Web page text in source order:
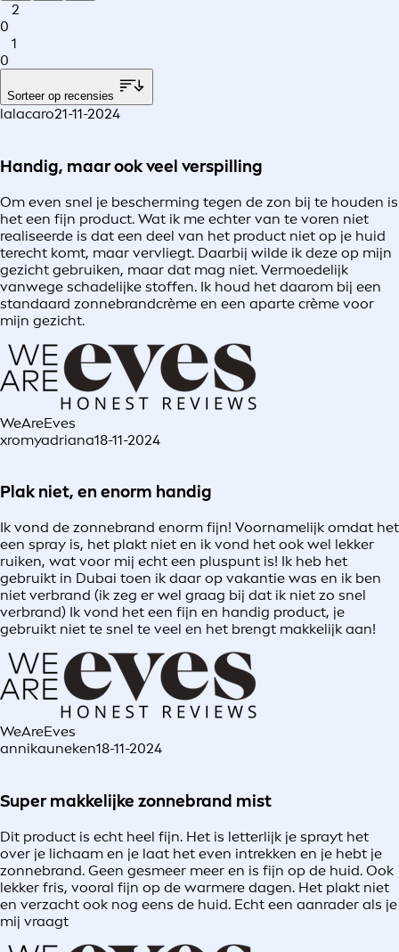
2
0
1
0
Sorteer op recensies
lalacaro21-11-2024
Handig, maar ook veel verspilling
Om even snel je bescherming tegen de zon bij te houden is
het een fijn product. Wat ik me echter van te voren niet
realiseerde is dat een deel van het product niet op je huid
terecht komt, maar vervliegt. Daarbij wilde ik deze op mijn
gezicht gebruiken, maar dat mag niet. Vermoedelijk
vanwege schadelijke stoffen. Ik houd het daarom bij een
standaard zonnebrandcrème en een aparte crème voor
mijn gezicht.
WeAreEves
xromyadriana18-11-2024
Plak niet, en enorm handig
Ik vond de zonnebrand enorm fijn! Voornamelijk omdat het
een spray is, het plakt niet en ik vond het ook wel lekker
ruiken, wat voor mij echt een pluspunt is! Ik heb het
gebruikt in Dubai toen ik daar op vakantie was en ik ben
niet verbrand (ik zeg er wel graag bij dat ik niet zo snel
verbrand) Ik vond het een fijn en handig product, je
gebruikt niet te snel te veel en het brengt makkelijk aan!
WeAreEves
annikauneken18-11-2024
Super makkelijke zonnebrand mist
Dit product is echt heel fijn. Het is letterlijk je sprayt het
over je lichaam en je laat het even intrekken en je hebt je
zonnebrand. Geen gesmeer meer en is fijn op de huid. Ook
lekker fris, vooral fijn op de warmere dagen. Het plakt niet
en verzacht ook nog eens de huid. Echt een aanrader als je
mij vraagt